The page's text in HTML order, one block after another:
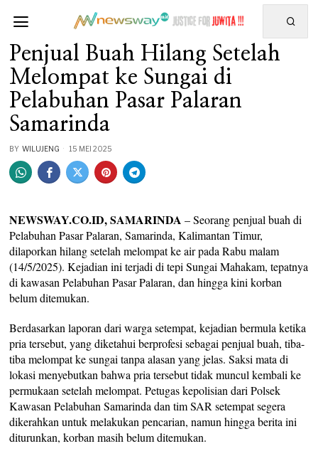
Penjual Buah Hilang Setelah
Melompat ke Sungai di
Pelabuhan Pasar Palaran
Samarinda
BY WILUJENG 15 MEI 2025
NEWSWAY.CO.ID, SAMARINDA – Seorang penjual buah di
Pelabuhan Pasar Palaran, Samarinda, Kalimantan Timur,
dilaporkan hilang setelah melompat ke air pada Rabu malam
(14/5/2025). Kejadian ini terjadi di tepi Sungai Mahakam, tepatnya
di kawasan Pelabuhan Pasar Palaran, dan hingga kini korban
belum ditemukan.
Berdasarkan laporan dari warga setempat, kejadian bermula ketika
pria tersebut, yang diketahui berprofesi sebagai penjual buah, tiba-
tiba melompat ke sungai tanpa alasan yang jelas. Saksi mata di
lokasi menyebutkan bahwa pria tersebut tidak muncul kembali ke
permukaan setelah melompat. Petugas kepolisian dari Polsek
Kawasan Pelabuhan Samarinda dan tim SAR setempat segera
dikerahkan untuk melakukan pencarian, namun hingga berita ini
diturunkan, korban masih belum ditemukan.